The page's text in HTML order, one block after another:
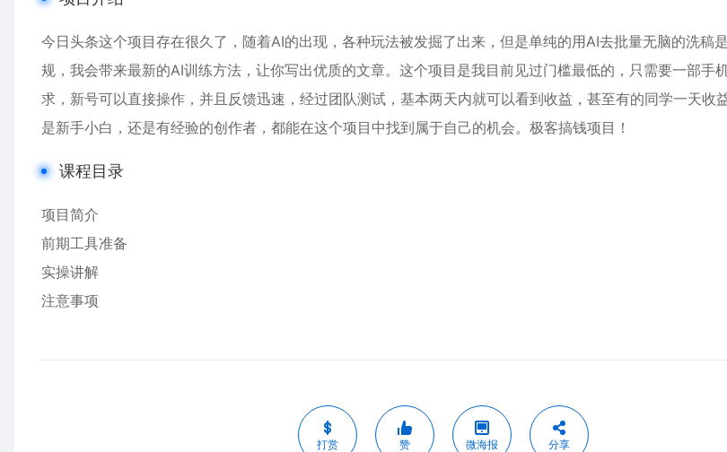
今日头条这个项目存在很久了，随着AI的出现，各种玩法被发掘了出来，但是单纯的用AI去批量无脑的洗稿
规，我会带来最新的AI训练方法，让你写出优质的文章。这个项目是我目前见过门槛最低的，只需要一部手
求，新号可以直接操作，并且反馈迅速，经过团队测试，基本两天内就可以看到收益，甚至有的同学一天收
是新手小白，还是有经验的创作者，都能在这个项目中找到属于自己的机会。极客搞钱项目！
课程目录
项目简介
前期工具准备
实操讲解
注意事项
打赏 赞 微海报 分享